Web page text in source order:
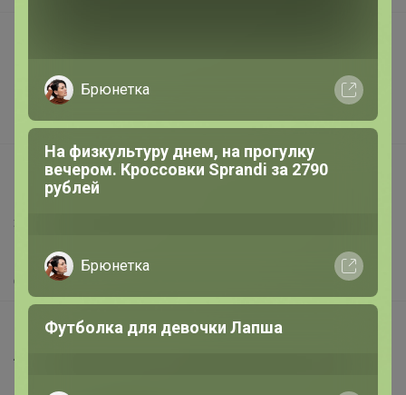
Поставщикам
Вакансии
support@24-ok.ru
Написать в поддержку
Защита покупателя
Помощь
О нас
Все предложения
Анонсы
Брюнетка
На физкультуру днем, на прогулку
вечером. Кроссовки Sprandi за 2790
рублей
Брюнетка
Футболка для девочки Лапша